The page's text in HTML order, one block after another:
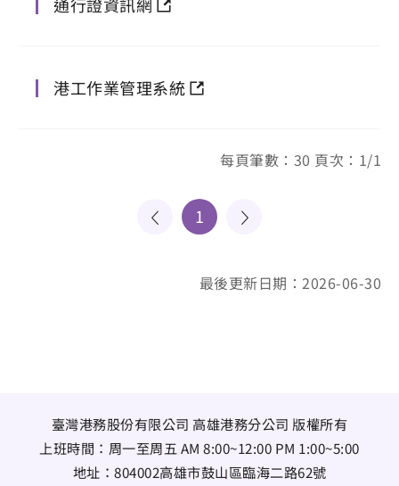
港工作業管理系統
每頁筆數：30 頁次：1/1
1
最後更新日期：2026-06-30
臺灣港務股份有限公司 高雄港務分公司 版權所有
上班時間：周一至周五 AM 8:00~12:00 PM 1:00~5:00
地址： 804002高雄市鼓山區臨海二路62號